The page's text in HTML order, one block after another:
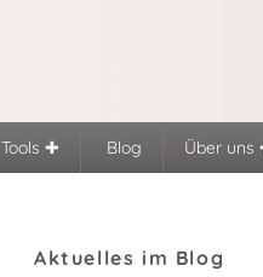
Tools Blog Über uns
Aktuelles im Blog